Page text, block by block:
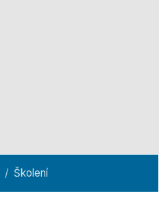
Školení